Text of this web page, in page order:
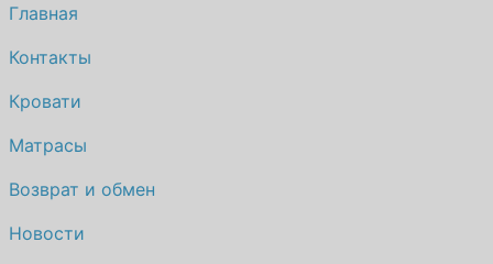
Главная
Контакты
Кровати
Матрасы
Возврат и обмен
Новости